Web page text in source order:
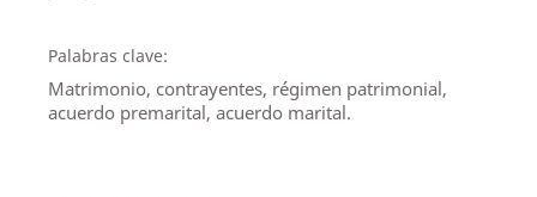
Palabras clave:
Matrimonio, contrayentes, régimen patrimonial,
acuerdo premarital, acuerdo marital.